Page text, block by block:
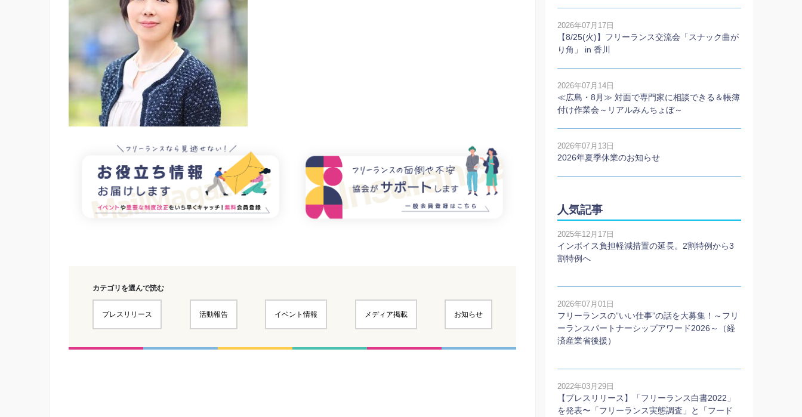
カテゴリを選んで読む
プレスリリース 活動報告 イベント情報 メディア掲載 お知らせ
2026年07月17日
【8/25(火)】フリーランス交流会「スナック曲が
り角」 in 香川
2026年07月14日
≪広島・8月≫ 対面で専門家に相談できる＆帳簿
付け作業会～リアルみんちょぼ～
2026年07月13日
2026年夏季休業のお知らせ
人気記事
2025年12月17日
インボイス負担軽減措置の延長。2割特例から3
割特例へ
2026年07月01日
フリーランスの”いい仕事”の話を大募集！～フリ
ーランスパートナーシップアワード2026～（経
済産業省後援）
2022年03月29日
【プレスリリース】「フリーランス白書2022」
を発表〜「フリーランス実態調査」と「フード